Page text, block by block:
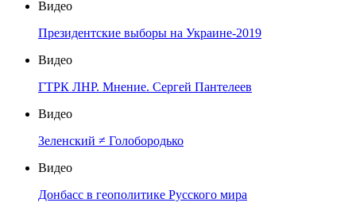
Видео
Президентские выборы на Украине-2019
Видео
ГТРК ЛНР. Мнение. Сергей Пантелеев
Видео
Зеленский ≠ Голобородько
Видео
Донбасс в геополитике Русского мира